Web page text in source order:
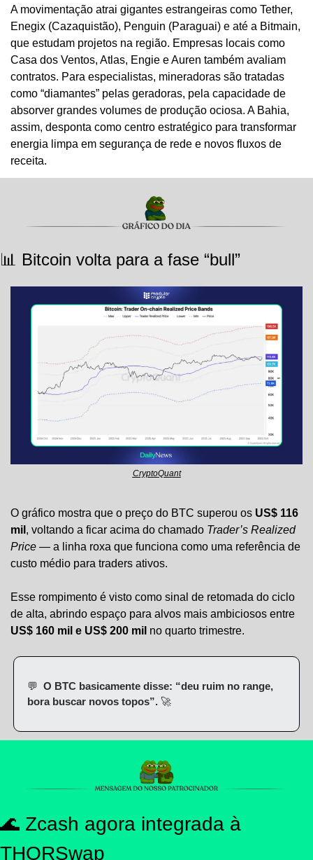
A movimentação atrai gigantes estrangeiras como Tether,
Enegix (Cazaquistão), Penguin (Paraguai) e até a Bitmain,
que estudam projetos na região. Empresas locais como
Casa dos Ventos, Atlas, Engie e Auren também avaliam
contratos. Para especialistas, mineradoras são tratadas
como “diamantes” pelas geradoras, pela capacidade de
absorver grandes volumes de produção ociosa. A Bahia,
assim, desponta como centro estratégico para transformar
energia limpa em segurança de rede e novos fluxos de
receita.
📊 Bitcoin volta para a fase “bull”
CryptoQuant
O gráfico mostra que o preço do BTC superou os US$ 116
mil , voltando a ficar acima do chamado Trader’s Realized
Price — a linha roxa que funciona como uma referência de
custo médio para traders ativos.
Esse rompimento é visto como sinal de retomada do ciclo
US$ 160 mil e US$ 200 mil no quarto trimestre.
💬
  O BTC basicamente disse: “deu ruim no range,
bora buscar novos topos”. 🚀
🌊 Zcash agora integrada à
THORSwap